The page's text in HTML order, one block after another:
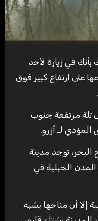
على ارتفاع كبير فوق
تلة مرتفعة جنوب
لـ أزرو.
سطح البحر، توجد مدينة
الجبلية في
إلا أن مناخها يشبه